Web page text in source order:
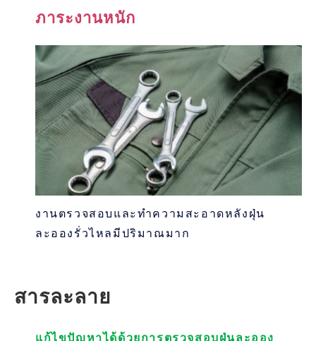
ภาระงานหนัก
งานตรวจสอบและทำความสะอาดหลังฝุ่น
ละอองรั่วไหลมีปริมาณมาก
สารละลาย
แก้ไขปัญหาได้ด้วยการตรวจสอบฝุ่นละออง